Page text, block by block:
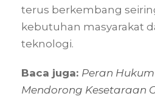
terus berkembang
kebutuhan masyarakat
teknologi.
Baca juga: Peran
Mendorong Kesetaraan